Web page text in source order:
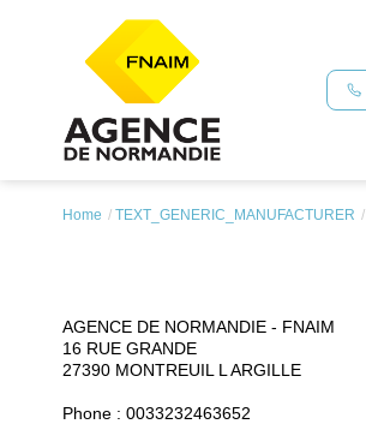
Home TEXT_GENERIC_MANUFACTURER
AGENCE DE NORMANDIE - FNAIM
16 RUE GRANDE
27390 MONTREUIL L ARGILLE
Phone : 0033232463652